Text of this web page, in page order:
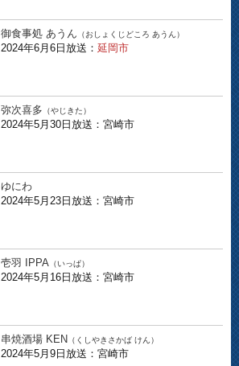
御食事処 あうん （おしょくじどころ あうん）
2024年6月6日放送： 延岡市
弥次喜多 （やじきた）
2024年5月30日放送：宮崎市
ゆにわ
2024年5月23日放送：宮崎市
壱羽 IPPA （いっぱ）
2024年5月16日放送：宮崎市
串焼酒場 KEN （くしやきさかば けん）
2024年5月9日放送：宮崎市